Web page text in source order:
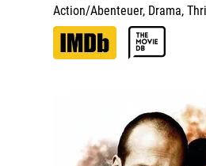
Action/Abenteuer, Drama,